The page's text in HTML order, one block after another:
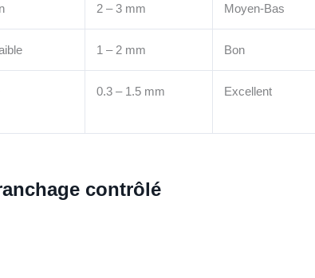
2 – 3 mm Moyen-Bas
1 – 2 mm Bon
0.3 – 1.5 mm Excellent
contrôlé